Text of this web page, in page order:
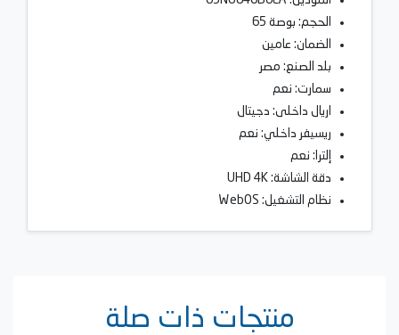
الحجم: بوصة 65
الضمان: عامين
بلد الصنع: مصر
سمارت: نعم
اريال داخلى: دجيتال
ريسيفر داخلي: نعم
إلترا: نعم
دقة الشاشة: UHD 4K
نظام التشغيل: WebOS
منتجات ذات صلة